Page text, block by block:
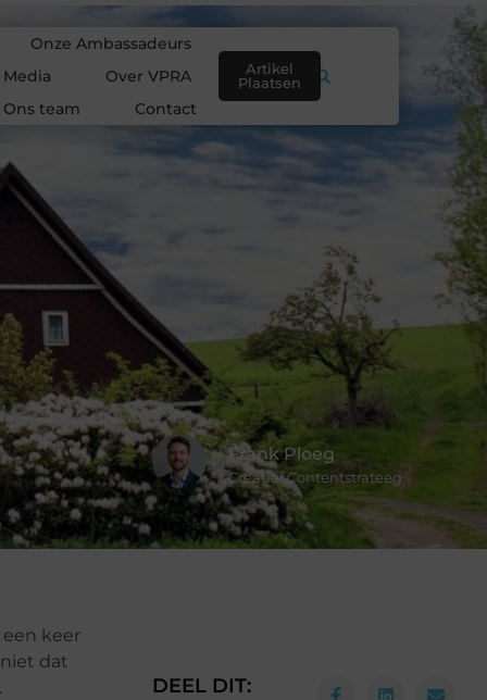
Onze Ambassadeurs
Over VPRA
Ons team
Contact
Artikel
Plaatsen
Frank Ploeg
Creatief Contentstrateeg
keer
dat
DEEL DIT: